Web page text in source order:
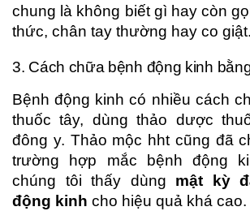
chung là không biết gì hay còn
thức, chân tay thường hay co giật.
3. Cách chữa bệnh động kinh
Bệnh động kinh có nhiều cách
thuốc tây, dùng thảo dược
đông y. Thảo mộc hht cũng đã
trường hợp mắc bệnh động
chúng tôi thấy dùng mật kỳ
động kinh cho hiệu quả khá cao.